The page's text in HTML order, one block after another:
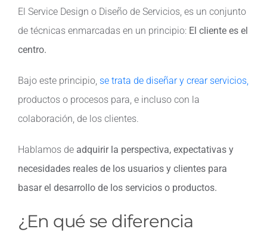
El Service Design o Diseño de Servicios, es un conjunto
de técnicas enmarcadas en un principio: El cliente es el
centro.
Bajo este principio, se trata de diseñar y crear servicios,
productos o procesos para, e incluso con la
colaboración, de los clientes.
Hablamos de adquirir la perspectiva, expectativas y
necesidades reales de los usuarios y clientes para
basar el desarrollo de los servicios o productos.
¿En qué se diferencia